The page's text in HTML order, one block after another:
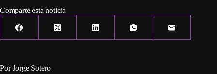
Comparte esta noticia
Por Jorge Sotero